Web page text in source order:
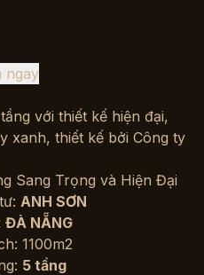
ngay
Sang Trọng và Hiện Đại
ANH SƠN
ĐÀ NẴNG
1100m2
5 tầng